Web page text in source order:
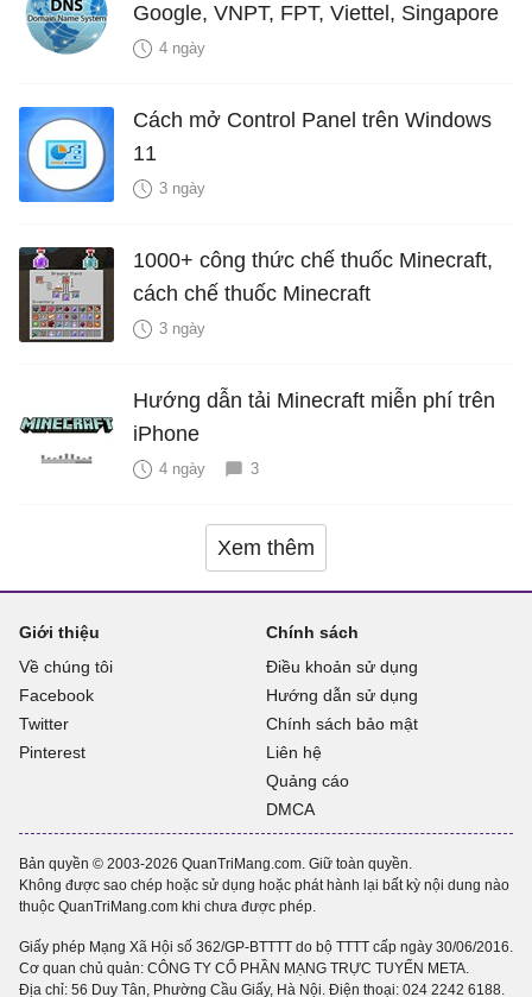
Google, VNPT, FPT, Viettel, Singapore
4 ngày
Cách mở Control Panel trên Windows
11
3 ngày
1000+ công thức chế thuốc Minecraft,
cách chế thuốc Minecraft
3 ngày
Hướng dẫn tải Minecraft miễn phí trên
iPhone
4 ngày 3
Xem thêm
Giới thiệu
Về chúng tôi
Facebook
Twitter
Pinterest
Chính sách
Điều khoản sử dụng
Hướng dẫn sử dụng
Chính sách bảo mật
Liên hệ
Quảng cáo
DMCA
Bản quyền © 2003-2026 QuanTriMang.com. Giữ toàn quyền.
Không được sao chép hoặc sử dụng hoặc phát hành lại bất kỳ nội dung nào
thuộc QuanTriMang.com khi chưa được phép.
Giấy phép Mạng Xã Hội số 362/GP-BTTTT do bộ TTTT cấp ngày 30/06/2016.
Cơ quan chủ quản: CÔNG TY CỔ PHẦN MẠNG TRỰC TUYẾN META.
Địa chỉ: 56 Duy Tân, Phường Cầu Giấy, Hà Nội. Điện thoại: 024 2242 6188.